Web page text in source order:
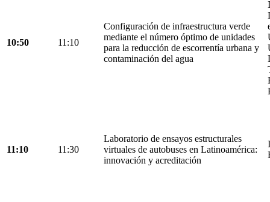
10:50 11:10
Configuración de infraestructura verde
mediante el número óptimo de unidades
para la reducción de escorrentía urbana y
contaminación del agua
11:10 11:30
Laboratorio de ensayos estructurales
virtuales de autobuses en Latinoamérica:
innovación y acreditación